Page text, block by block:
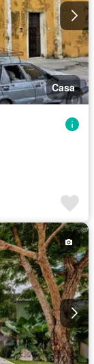
Casa